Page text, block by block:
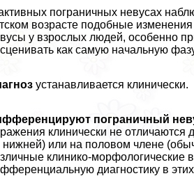
пограничных невусах
возрасте подобные
у взрослых людей, особенно
как самую начальную
устанавливается клинически.
пограничный
клинически не отличаются
нижней) или на пoлoвoм члeне
клинико-морфологические
диагностику в этих